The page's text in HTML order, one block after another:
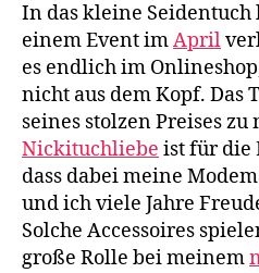
In das kleine Seidentuch
einem Event imApril
es endlich im
nicht aus dem Kopf. Das
seines stolzen Preises
Nickituchliebe ist für die
dass dabei meine
und ich viele Jahre
Solche Accessoires
große Rolle bei meinem